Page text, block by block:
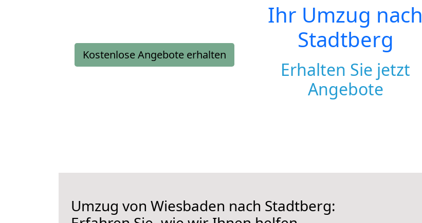
Kostenlose Angebote erhalten
Ihr Umzug nach
Stadtberg
Erhalten Sie jetzt
Angebote
Umzug von Wiesbaden nach Stadtberg: